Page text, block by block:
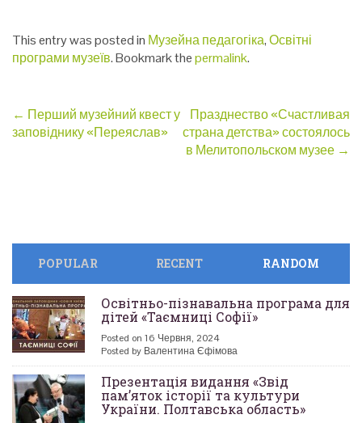
This entry was posted in Музейна педагогіка,Освітні
програми музеїв. Bookmark thepermalink.
Post
navigation
← Перший музейний квест у
заповіднику «Переяслав»
Празднество «Счастливая
страна детства» состоялось
в Мелитопольском музее →
POPULAR RECENT RANDOM
Освітньо-пізнавальна програма для
дітей «Таємниці Софії»
Posted on 16 Червня, 2024
Posted by Валентина Єфімова
Презентація видання «Звід
пам’яток історії та культури
України. Полтавська область»